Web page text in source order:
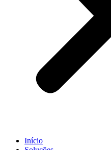
Início